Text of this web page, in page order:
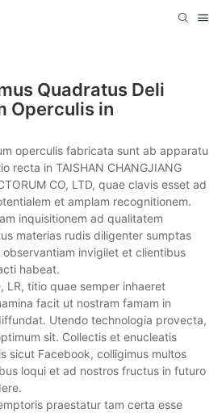
Quadratus Deli
Operculis in
operculis fabricata sunt ab apparatu
recta in TAISHAN CHANGJIANG
CO, LTD, quae clavis esset ad
et amplam recognitionem.
inquisitionem ad qualitatem
materias rudis diligenter sumptas
invigilet et clientibus
habeat.
LR, titio quae semper inhaeret
facit ut nostram famam in
Utendo technologia provecta,
sit. Collectis et enucleatis
sicut Facebook, colligimus multos
loqui et ad nostros fructus in futuro
praestatur tam certa esse